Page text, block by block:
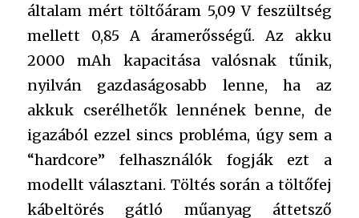
általam mért töltőáram 5,09 V feszültség
mellett 0,85 A áramerősségű. Az akku
2000 mAh kapacitása valósnak tűnik,
nyilván gazdaságosabb lenne, ha az
akkuk cserélhetők lennének benne, de
igazából ezzel sincs probléma, úgy sem a
“hardcore” felhasználók fogják ezt a
modellt választani. Töltés során a töltőfej
kábeltörés gátló műanyag áttetsző